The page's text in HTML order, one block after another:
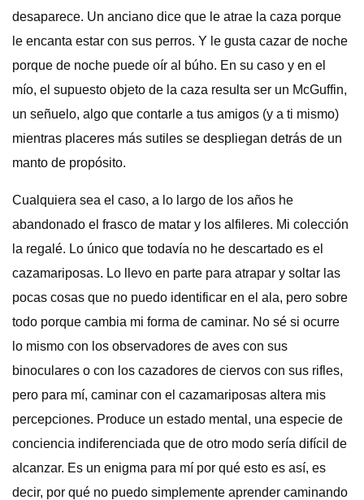
desaparece. Un anciano dice que le atrae la caza porque
le encanta estar con sus perros. Y le gusta cazar de noche
porque de noche puede oír al búho. En su caso y en el
mío, el supuesto objeto de la caza resulta ser un McGuffin,
un señuelo, algo que contarle a tus amigos (y a ti mismo)
mientras placeres más sutiles se despliegan detrás de un
manto de propósito.
Cualquiera sea el caso, a lo largo de los años he
abandonado el frasco de matar y los alfileres. Mi colección
la regalé. Lo único que todavía no he descartado es el
cazamariposas. Lo llevo en parte para atrapar y soltar las
pocas cosas que no puedo identificar en el ala, pero sobre
todo porque cambia mi forma de caminar. No sé si ocurre
lo mismo con los observadores de aves con sus
binoculares o con los cazadores de ciervos con sus rifles,
pero para mí, caminar con el cazamariposas altera mis
percepciones. Produce un estado mental, una especie de
conciencia indiferenciada que de otro modo sería difícil de
alcanzar. Es un enigma para mí por qué esto es así, es
decir, por qué no puedo simplemente aprender caminando